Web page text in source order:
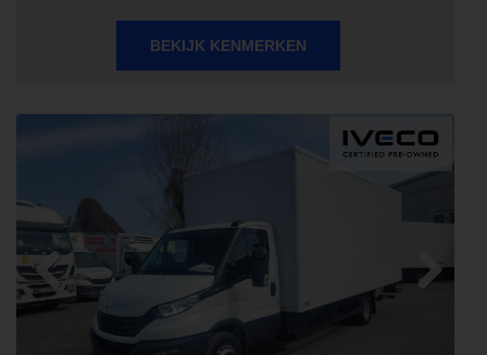
BEKIJK KENMERKEN
Previous